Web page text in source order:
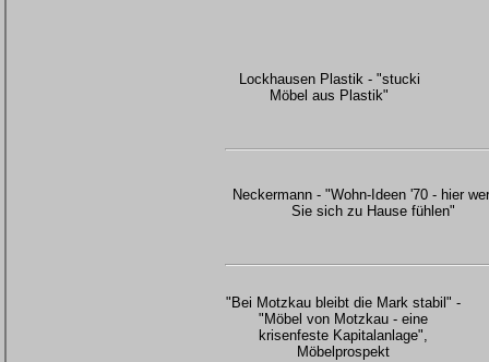
Lockhausen Plastik - "stucki
Möbel aus Plastik"
Neckermann - "Wohn-Ideen '70 - hier
Sie sich zu Hause fühlen"
"Bei Motzkau bleibt die Mark stabil" -
"Möbel von Motzkau - eine
krisenfeste Kapitalanlage",
Möbelprospekt